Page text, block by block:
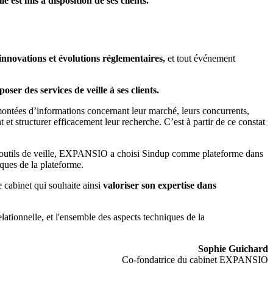
et évolutions réglementaires, et tout événement
des services de veille à ses clients.
d’informations concernant leur marché, leurs concurrents,
structurer efficacement leur recherche. C’est à partir de ce constat
de veille, EXPANSIO a choisi Sindup comme plateforme dans
de la plateforme.
qui souhaite ainsi valoriser son expertise dans
et l'ensemble des aspects techniques de la
Sophie Guichard
Co-fondatrice du cabinet EXPANSIO